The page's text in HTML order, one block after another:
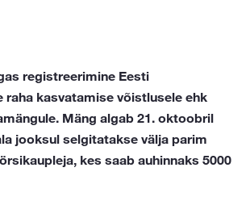
registreerimine Eesti
raha kasvatamise võistlusele ehk
Mäng algab 21. oktoobril
jooksul selgitatakse välja parim
kes saab auhinnaks 5000